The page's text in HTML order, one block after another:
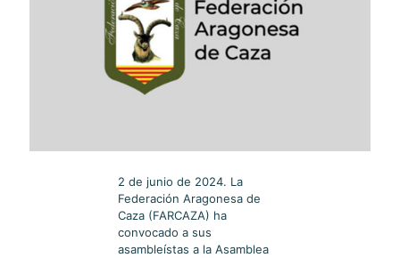
2 de junio de 2024. La
Federación Aragonesa de
Caza (FARCAZA) ha
convocado a sus
asambleístas a la Asamblea